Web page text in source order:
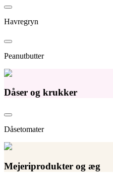
Havregryn
Peanutbutter
Dåser og krukker
Dåsetomater
Mejeriprodukter og æg